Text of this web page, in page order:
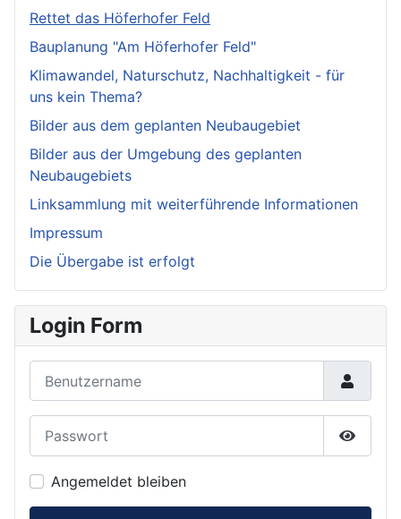
Rettet das Höferhofer Feld
Bauplanung "Am Höferhofer Feld"
Klimawandel, Naturschutz, Nachhaltigkeit - für
uns kein Thema?
Bilder aus dem geplanten Neubaugebiet
Bilder aus der Umgebung des geplanten
Neubaugebiets
Linksammlung mit weiterführende Informationen
Impressum
Die Übergabe ist erfolgt
Login Form
Angemeldet bleiben